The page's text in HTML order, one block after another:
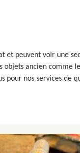
et peuvent voir une
ancien comme
pour nos services de